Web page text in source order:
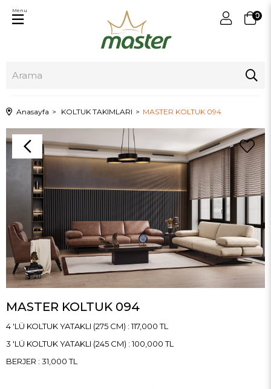
0
Menu
Anasayfa KOLTUK TAKIMLARI MASTER KOLTUK 094
MASTER KOLTUK 094
4 'LÜ KOLTUK YATAKLI (275 CM) : 117,000 TL
3 'LÜ KOLTUK YATAKLI (245 CM) : 100,000 TL
BERJER : 31,000 TL